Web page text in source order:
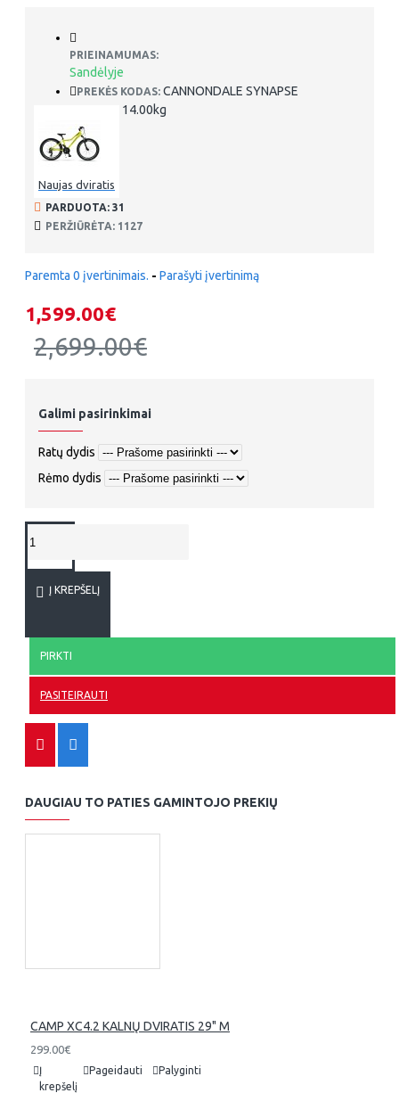
PRIEINAMUMAS:
Sandėlyje
PREKĖS KODAS: CANNONDALE SYNAPSE
14.00kg
Naujas dviratis
PARDUOTA: 31
PERŽIŪRĖTA: 1127
Paremta 0 įvertinimais. - Parašyti įvertinimą
1,599.00€
2,699.00€
Galimi pasirinkimai
Ratų dydis
Rėmo dydis
Į KREPŠELĮ
PIRKTI
PASITEIRAUTI
DAUGIAU TO PATIES GAMINTOJO PREKIŲ
CAMP XC4.2 KALNŲ DVIRATIS 29" M
299.00€
Į
krepšelį
Pageidauti Palyginti